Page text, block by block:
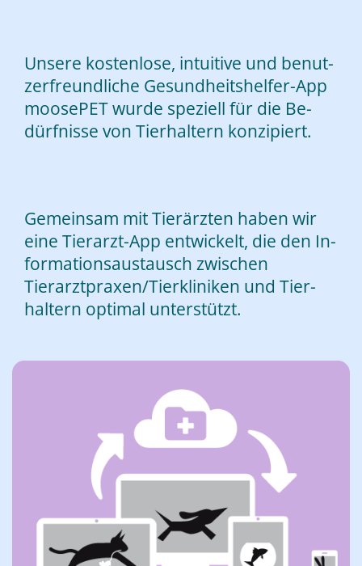
Un­se­re kos­ten­lo­se, in­tui­ti­ve und be­nut­
zer­freund­li­che Ge­sund­heits­hel­fer-App
moo­se­PET wur­de spe­zi­ell für die Be­
dürf­nis­se von Tier­hal­tern kon­zi­piert.
Ge­mein­sam mit Tier­ärz­ten ha­ben wir
eine Tier­arzt-App ent­wi­ckelt, die den In­
for­ma­ti­ons­aus­tausch zwi­schen
Tierarztpraxen/Tierkliniken und Tier­
hal­tern op­ti­mal un­ter­stützt.